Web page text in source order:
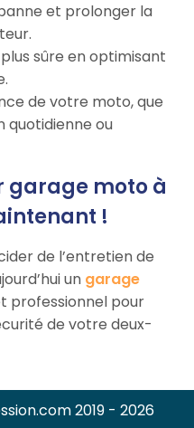
et prolonger la
sûre en optimisant
de votre moto, que
quotidienne ou
garage moto à
!
de l’entretien de
un garage
professionnel pour
de votre deux-
2019 - 2026